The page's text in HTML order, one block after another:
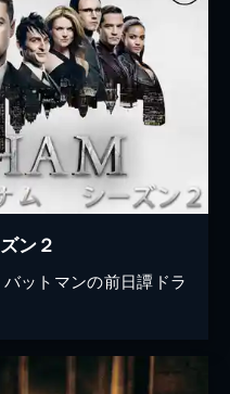
ン２
ットマンの前日譚ドラ